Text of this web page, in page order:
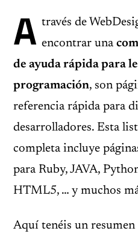
A través de
encontrar una
de ayuda rápida para
programación, son
referencia rápida para
desarrolladores. Esta
completa incluye
para Ruby, JAVA,
HTML5, … y muchos
Aquí tenéis un resumen